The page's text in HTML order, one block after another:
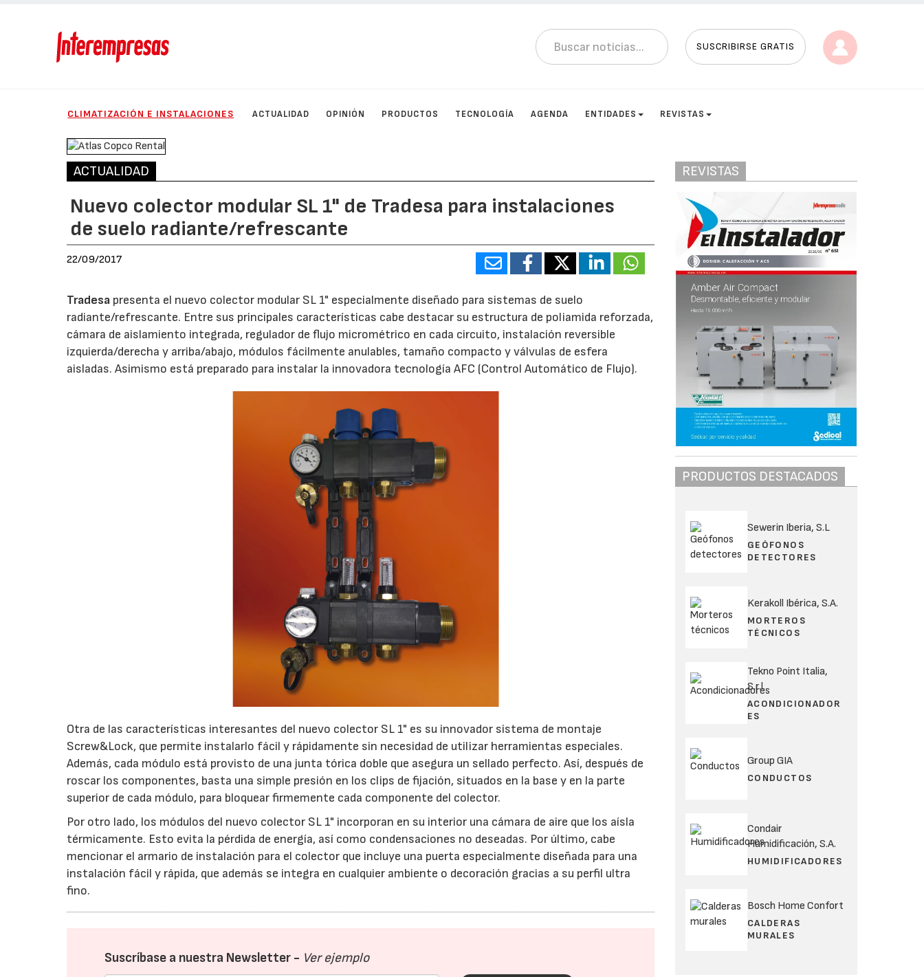
SUSCRIBIRSE GRATIS
CLIMATIZACIÓN E INSTALACIONES ACTUALIDAD OPINIÓN PRODUCTOS TECNOLOGÍA AGENDA ENTIDADES REVISTAS
ACTUALIDAD
Nuevo colector modular SL 1" de Tradesa para instalaciones
de suelo radiante/refrescante
22/09/2017
Tradesa presenta el nuevo colector modular SL 1" especialmente diseñado para sistemas de suelo
radiante/refrescante. Entre sus principales características cabe destacar su estructura de poliamida reforzada,
cámara de aislamiento integrada, regulador de flujo micrométrico en cada circuito, instalación reversible
izquierda/derecha y arriba/abajo, módulos fácilmente anulables, tamaño compacto y válvulas de esfera
aisladas. Asimismo está preparado para instalar la innovadora tecnología AFC (Control Automático de Flujo).
Otra de las características interesantes del nuevo colector SL 1" es su innovador sistema de montaje
Screw&Lock, que permite instalarlo fácil y rápidamente sin necesidad de utilizar herramientas especiales.
Además, cada módulo está provisto de una junta tórica doble que asegura un sellado perfecto. Así, después de
roscar los componentes, basta una simple presión en los clips de fijación, situados en la base y en la parte
superior de cada módulo, para bloquear firmemente cada componente del colector.
Por otro lado, los módulos del nuevo colector SL 1" incorporan en su interior una cámara de aire que los aísla
térmicamente. Esto evita la pérdida de energía, así como condensaciones no deseadas. Por último, cabe
mencionar el armario de instalación para el colector que incluye una puerta especialmente diseñada para una
instalación fácil y rápida, que además se integra en cualquier ambiente o decoración gracias a su perfil ultra
fino.
Suscríbase a nuestra Newsletter - Ver ejemplo
REVISTAS
PRODUCTOS DESTACADOS
Sewerin Iberia, S.L
GEÓFONOS
DETECTORES
Kerakoll Ibérica, S.A.
MORTEROS
TÉCNICOS
Tekno Point Italia,
S.r.l.
ACONDICIONADOR
ES
Group GIA
CONDUCTOS
Condair
Humidificación, S.A.
HUMIDIFICADORES
Bosch Home Confort
CALDERAS
MURALES